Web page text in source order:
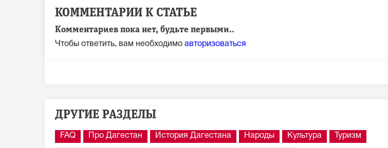
КОММЕНТАРИИ К СТАТЬЕ
Комментариев пока нет, будьте первыми..
Чтобы ответить, вам необходимо авторизоваться
ДРУГИЕ РАЗДЕЛЫ
FAQ Про Дагестан История Дагестана Народы Культура Туризм